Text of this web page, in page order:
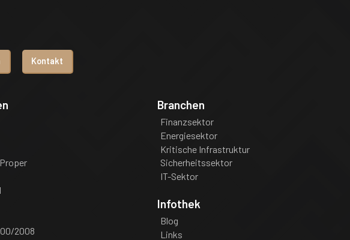
Kontakt
2008
Branchen
Finanzsektor
Energiesektor
Kritische Infrastruktur
Sicherheitssektor
IT-Sektor
Infothek
Blog
Links